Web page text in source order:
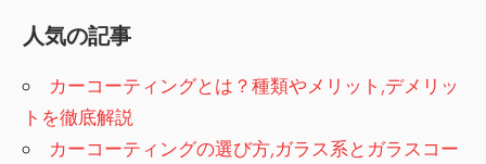
ビ
ゲ
ー
事:
事:
人気の記事
カーコーティングとは？種類やメリット,デメリッ
トを徹底解説
カーコーティングの選び方,ガラス系とガラスコー